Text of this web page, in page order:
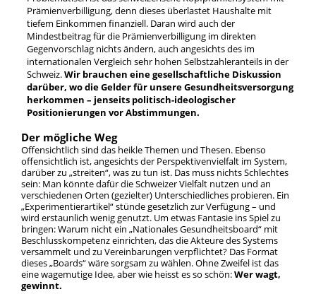
Prämienverbilligung, denn dieses überlastet Haushalte mit
tiefem Einkommen finanziell. Daran wird auch der
Mindestbeitrag für die Prämienverbilligung im direkten
Gegenvorschlag nichts ändern, auch angesichts des im
internationalen Vergleich sehr hohen Selbstzahleranteils in der
Schweiz.Wir brauchen eine gesellschaftliche Diskussion
darüber, wo die Gelder für unsere Gesundheitsversorgung
herkommen – jenseits politisch-ideologischer
Positionierungen vor Abstimmungen.
Der mögliche Weg
Offensichtlich sind das heikle Themen und Thesen. Ebenso
offensichtlich ist, angesichts der Perspektivenvielfalt im System,
darüber zu „streiten“, was zu tun ist. Das muss nichts Schlechtes
sein: Man könnte dafür die Schweizer Vielfalt nutzen und an
verschiedenen Orten (gezielter) Unterschiedliches probieren. Ein
„Experimentierartikel“ stünde gesetzlich zur Verfügung – und
wird erstaunlich wenig genutzt. Um etwas Fantasie ins Spiel zu
bringen: Warum nicht ein „Nationales Gesundheitsboard“ mit
Beschlusskompetenz einrichten, das die Akteure des Systems
versammelt und zu Vereinbarungen verpflichtet? Das Format
dieses „Boards“ wäre sorgsam zu wählen. Ohne Zweifel ist das
eine wagemutige Idee, aber wie heisst es so schön:Wer wagt,
gewinnt.